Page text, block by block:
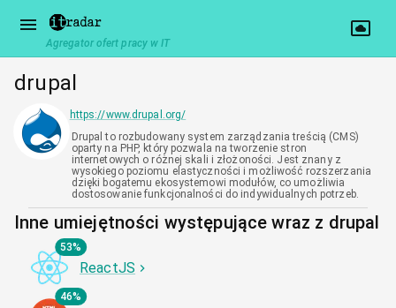
Agregator ofert pracy w IT
drupal
https://www.drupal.org/
Drupal to rozbudowany system zarządzania treścią (CMS)
oparty na PHP, który pozwala na tworzenie stron
internetowych o różnej skali i złożoności. Jest znany z
wysokiego poziomu elastyczności i możliwość rozszerzania
dzięki bogatemu ekosystemowi modułów, co umożliwia
dostosowanie funkcjonalności do indywidualnych potrzeb.
Inne umiejętności występujące wraz z drupal
53%
ReactJS
46%